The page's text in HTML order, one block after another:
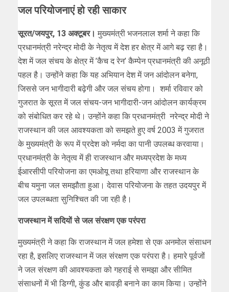
जल परियोजनाएं हो रही साकार
सूरत/जयपुर, 13 अक्टूबर। मुख्यमंत्री भजनलाल शर्मा ने कहा कि
प्रधानमंत्री नरेन्द्र मोदी के नेतृत्व में देश हर क्षेत्र में आगे बढ़ रहा है।
देश में जल संचय के क्षेत्र में ’कैच द रेन’ कैम्पेन प्रधानमंत्री की अनूठी
पहल है। उन्होंने कहा कि यह अभियान देश में जन आंदोलन बनेगा,
जिससे जन भागीदारी बढ़ेगी और जल संचय होगा। शर्मा रविवार को
गुजरात के सूरत में जल संचय-जन भागीदारी-जन आंदोलन कार्यक्रम
को संबोधित कर रहे थे। उन्होंने कहा कि प्रधानमंत्री नरेन्द्र मोदी ने
राजस्थान की जल आवश्यकता को समझते हुए वर्ष 2003 में गुजरात
के मुख्यमंत्री के रूप में प्रदेश को नर्मदा का पानी उपलब्ध करवाया।
प्रधानमंत्री के नेतृत्व में ही राजस्थान और मध्यप्रदेश के मध्य
ईआरसीपी परियोजना का एमओयू तथा हरियाणा और राजस्थान के
बीच यमुना जल समझौता हुआ। देवास परियोजना के तहत उदयपुर में
जल उपलब्धता सुनिश्चित की जा रही है।
राजस्थान में सदियों से जल संरक्षण एक परंपरा
मुख्यमंत्री ने कहा कि राजस्थान में जल हमेशा से एक अनमोल संसाधन
रहा है, इसलिए राजस्थान में जल संरक्षण एक परंपरा है। हमारे पूर्वजों
ने जल संरक्षण की आवश्यकता को गहराई से समझा और सीमित
संसाधनों में भी डिग्गी, कुंड और बावड़ी बनाने का काम किया। उन्होंने